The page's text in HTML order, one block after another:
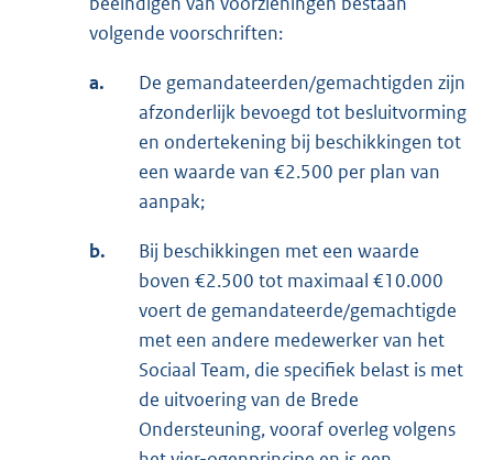
volgende voorschriften:
a.
De gemandateerden/gemachtigden zijn
afzonderlijk bevoegd tot besluitvorming
en ondertekening bij beschikkingen tot
een waarde van €2.500 per plan van
aanpak;
b.
Bij beschikkingen met een waarde
boven €2.500 tot maximaal €10.000
voert de gemandateerde/gemachtigde
met een andere medewerker van het
Sociaal Team, die specifiek belast is met
de uitvoering van de Brede
Ondersteuning, vooraf overleg volgens